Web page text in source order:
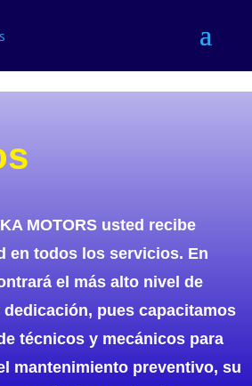
MOTORS usted recibe
en todos los servicios. En
el más alto nivel de
pues capacitamos
técnicos y mecánicos para
mantenimiento preventivo, su